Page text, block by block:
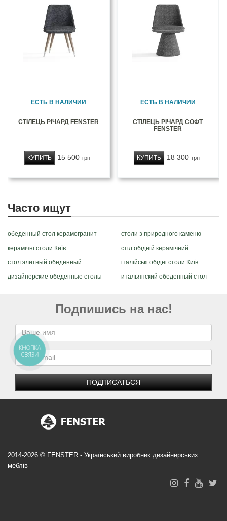
ЕСТЬ В НАЛИЧИИ
СТІЛЕЦЬ РІЧАРД FENSTER
15 500 грн
КУПИТЬ
ЕСТЬ В НАЛИЧИИ
СТІЛЕЦЬ РІЧАРД СОФТ
FENSTER
18 300 грн
КУПИТЬ
Часто ищут
обеденный стол керамогранит
столи з природного каменю
керамічні столи Київ
стіл обідній керамічний
стол элитный обеденный
італійські обідні столи Київ
дизайнерские обеденные столы
итальянский обеденный стол
Подпишись на нас!
ПОДПИСАТЬСЯ
2014-2026 © FENSTER - Український виробник дизайнерських
меблів
КНОПКА
СВЯЗИ